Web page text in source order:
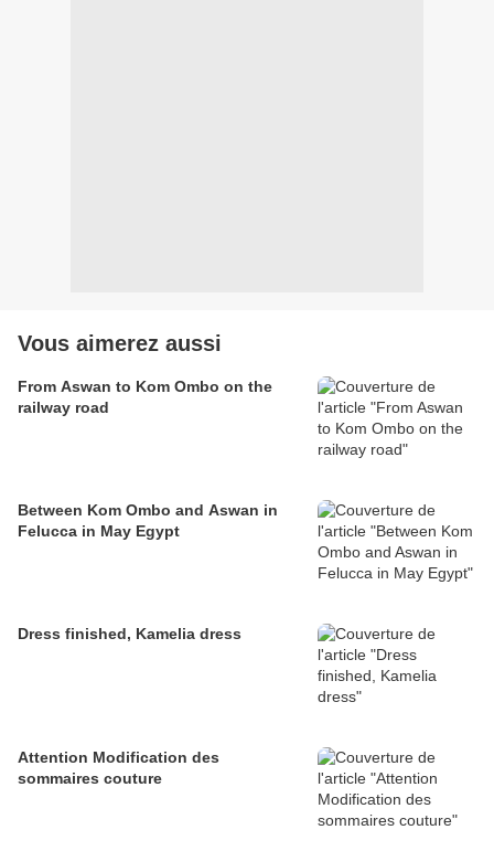
Vous aimerez aussi
From Aswan to Kom Ombo on the
railway road
Between Kom Ombo and Aswan in
Felucca in May Egypt
Dress finished, Kamelia dress
Attention Modification des
sommaires couture